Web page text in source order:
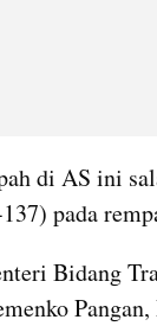
di AS ini
pada
Bidang